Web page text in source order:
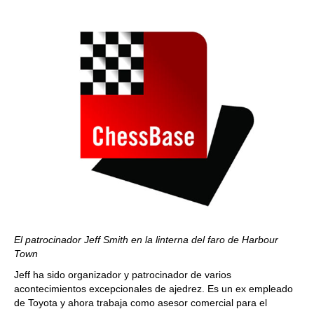
El patrocinador Jeff Smith en la linterna del faro de Harbour
Town
Jeff ha sido organizador y patrocinador de varios
acontecimientos excepcionales de ajedrez. Es un ex empleado
de Toyota y ahora trabaja como asesor comercial para el